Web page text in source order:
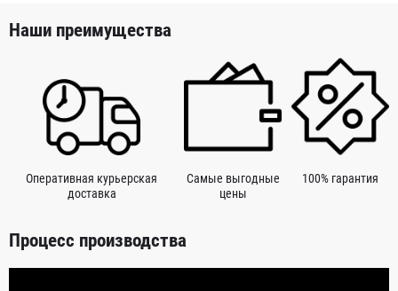
Наши преимущества
Оперативная курьерская
доставка
Самые выгодные
цены
100% гарантия
Процесс производства